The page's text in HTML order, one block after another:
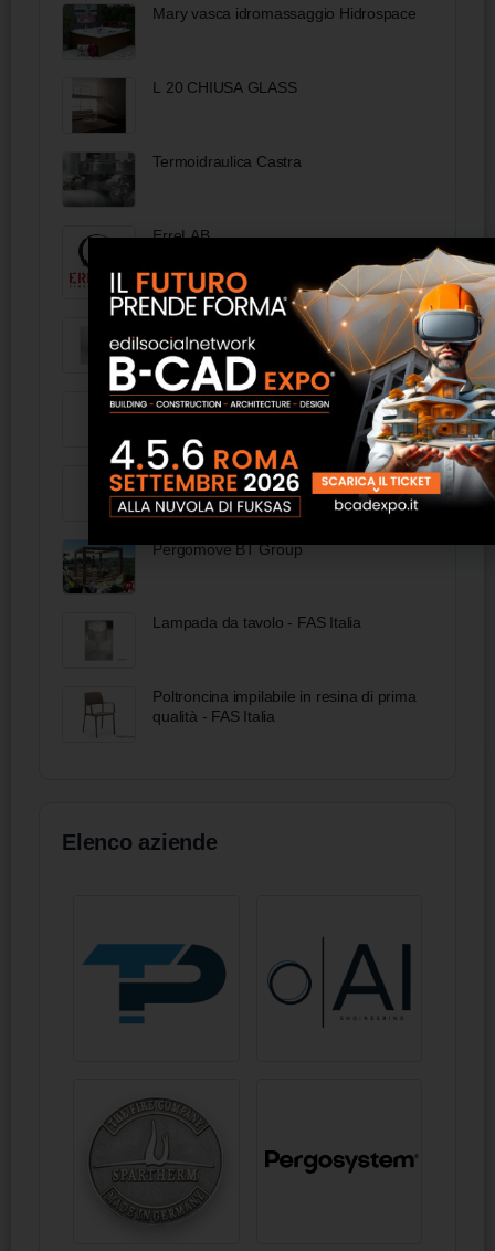
Mary vasca idromassaggio Hidrospace
L 20 CHIUSA GLASS
Termoidraulica Castra
ErreLAB
Mini cucina PRIME 120 cm - FAS Italia
Cz light Biva System
Armadio per biancheria 12 ripiani e
serratura - FAS Italia
Pergomove BT Group
Lampada da tavolo - FAS Italia
Poltroncina impilabile in resina di prima
qualità - FAS Italia
Elenco aziende